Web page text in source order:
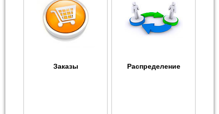
Заказы Распределение